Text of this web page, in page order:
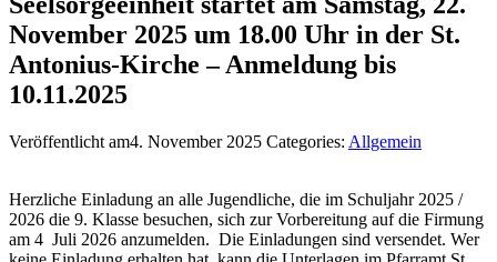
November 2025 um 18.00 Uhr in der St.
Antonius-Kirche – Anmeldung bis
10.11.2025
Veröffentlicht am4. November 2025 Categories: Allgemein
Herzliche Einladung an alle Jugendliche, die im Schuljahr 2025 /
2026 die 9. Klasse besuchen, sich zur Vorbereitung auf die Firmung
am 4 Juli 2026 anzumelden. Die Einladungen sind versendet. Wer